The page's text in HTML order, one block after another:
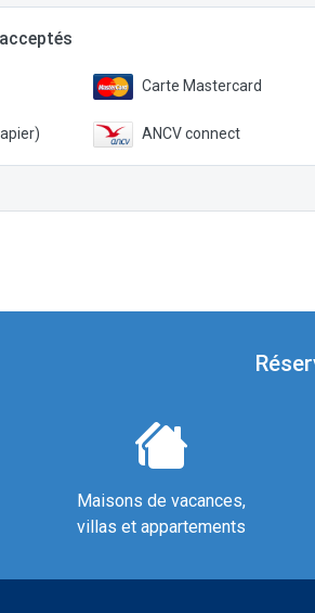
Carte Mastercard
ANCV connect
Maisons de vacances,
villas et appartements